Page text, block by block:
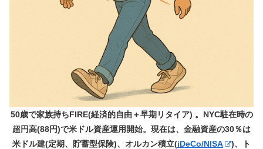
50歳で家族持ちFIRE(経済的自由＋早期リタイア) 。NYC駐在時の
超円高(88円)で米ドル資産運用開始。現在は、金融資産の30％は
米ドル建(定期、貯蓄型保険)、オルカン積立(iDeCo/NISA
)、ト